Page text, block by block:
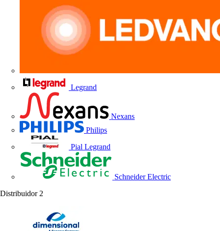
Legrand
Nexans
Philips
Pial Legrand
Schneider Electric
Distribuidor 2